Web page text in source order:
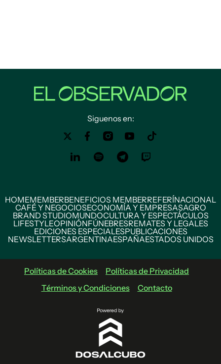
Siguenos en:
HOMEMEMBERBENEFICIOS MEMBERREFERÍNACIONAL
CAFÉ Y NEGOCIOSECONOMÍA Y EMPRESASAGRO
BRAND STUDIOMUNDOCULTURA Y ESPECTÁCULOS
LIFESTYLEOPINIÓNFÚNEBRESREMATES Y LEGALES
EDICIONES ESPECIALESPUBLICACIONES
NEWSLETTERSARGENTINAESPAÑAESTADOS UNIDOS
Políticas de Cookies
Políticas de Privacidad
Términos y Condiciones
Contacto